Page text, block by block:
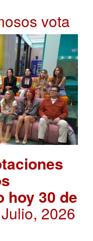
vota
hoy 30 de
2026